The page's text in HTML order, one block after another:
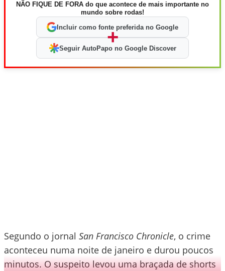
NÃO FIQUE DE FORA do que acontece de mais importante no
mundo sobre rodas!
Incluir como fonte preferida no Google
+
Seguir AutoPapo no Google Discover
Segundo o jornal San Francisco Chronicle, o crime
aconteceu numa noite de janeiro e durou poucos
minutos. O suspeito levou uma braçada de shorts